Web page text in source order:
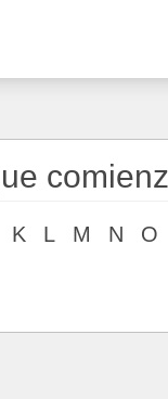
K L M N O